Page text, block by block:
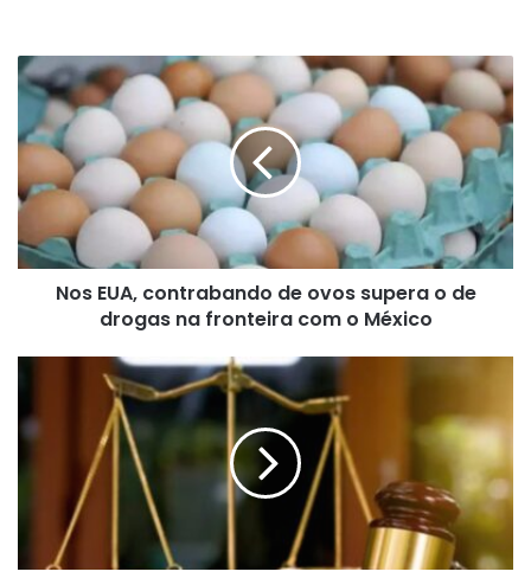
Nos
EUA,
contrabando
de
ovos
supera
o
de
drogas
fronteira com o México
Nos EUA, contrabando de ovos supera o de
drogas na fronteira com o México
novo
Código
mudanças
herança